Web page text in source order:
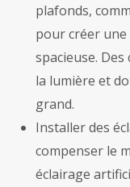
plafonds,
pour créer
spacieuse.
la lumière et
grand.
Installer des
compenser le
éclairage